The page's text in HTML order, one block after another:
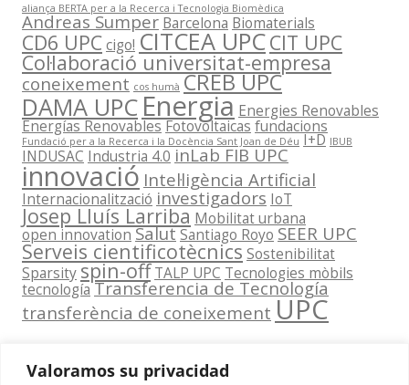
Valoramos su privacidad
aliança BERTA per a la Recerca i Tecnologia Biomèdica
Andreas Sumper Barcelona Biomaterials
CD6 UPCcigo! CITCEA UPCCIT UPC
Col·laboració universitat-empresa
coneixement cos humà CREB UPC
DAMA UPC Energia Energies Renovables
Energías RenovablesFotovoltaicas fundacions
Fundació per a la Recerca i la Docència Sant Joan de Déu I+D IBUB
INDUSAC Industria 4.0 inLab FIB UPC
innovació Intel·ligència Artificial
Internacionalització investigadors IoT
Josep Lluís Larriba Mobilitat urbana
open innovationSalutSantiago Royo SEER UPC
Serveis cientificotècnics Sostenibilitat
Sparsityspin-off TALP UPC Tecnologies mòbils
tecnología Transferencia de Tecnología
transferència de coneixement UPC